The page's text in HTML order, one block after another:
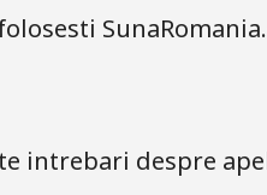
intrebari despre